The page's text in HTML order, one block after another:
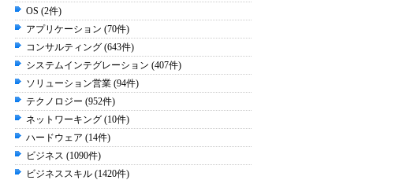
OS (2件)
アプリケーション (70件)
コンサルティング (643件)
システムインテグレーション (407件)
ソリューション営業 (94件)
テクノロジー (952件)
ネットワーキング (10件)
ハードウェア (14件)
ビジネス (1090件)
ビジネススキル (1420件)